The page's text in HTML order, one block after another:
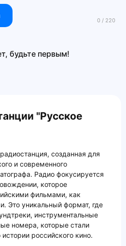
будьте первым!
"Русское
созданная для
и современного
Радио фокусируется
которое
фильмами, как
Это уникальный формат, где
инструментальные
номера, которые стали
российского кино.